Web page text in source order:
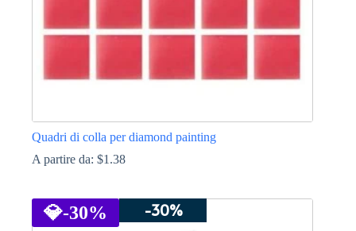
Quadri di colla per diamond painting
A partire da: $1.38
più
💎-30% -30%